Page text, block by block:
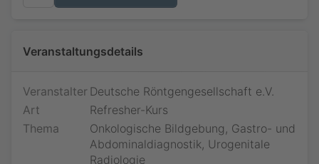
Veranstaltungsdetails
Veranstalter Deutsche Röntgengesellschaft e.V.
Art
Refresher-Kurs
Thema
Onkologische Bildgebung, Gastro- und
Abdominaldiagnostik, Urogenitale
Radiologie